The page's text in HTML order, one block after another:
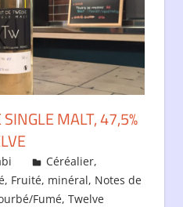
MALT, 47,5%
Céréalier,
, Fruité, minéral, Notes de
Fumé, Twelve